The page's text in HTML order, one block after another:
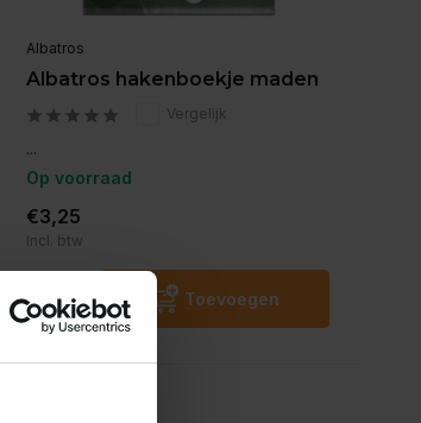
Albatros
Albatros hakenboekje maden
Vergelijk
...
Op voorraad
€3,25
Incl. btw
Toevoegen